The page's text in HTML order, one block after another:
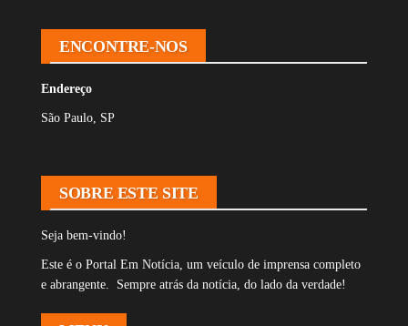
ENCONTRE-NOS
Endereço
São Paulo, SP
SOBRE ESTE SITE
Seja bem-vindo!
Este é o Portal Em Notícia, um veículo de imprensa completo
e abrangente. Sempre atrás da notícia, do lado da verdade!